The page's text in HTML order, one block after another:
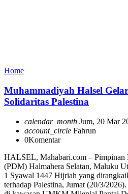
Home
Muhammadiyah Halsel
Solidaritas Palestina
calendar_month Jum, 20 Mar
account_circle Fahrun
0Komentar
HALSEL, Mahabari.com – Pimpinan
(PDM) Halmahera Selatan, Maluku
1 Syawal 1447 Hijriah yang
terhadap Palestina, Jumat (20/3/